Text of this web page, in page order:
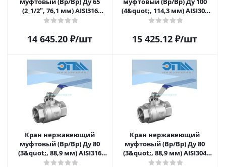
(2_1/2ʺ, 76,1 мм) AISI316
(CF8M), полнопроходной,
(3PC) разборный, с
ISO5211
14 645.20 ₽/шт
(4&quot;, 114,3 мм) AISI304
(CF8), полнопроходной,
(2PC) с блокировкой ручки
15 425.12 ₽/шт
Кран нержавеющий
муфтовый (Вр/Вр) Ду 80
(3&quot;, 88,9 мм) AISI316
(CF8M), полнопроходной,
Кран нержавеющий
муфтовый (Вр/Вр) Ду 80
(3&quot;, 88,9 мм) AISI304
(CF8), полнопроходной,